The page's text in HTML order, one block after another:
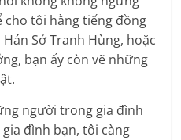
cho tôi hằng tiếng đồng
Sở Tranh Hùng, hoặc
bạn ấy còn vẽ những
người trong gia đình
đình bạn, tôi càng